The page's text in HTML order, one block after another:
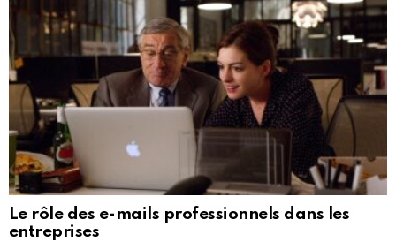
Le rôle des e-mails professionnels dans les
entreprises